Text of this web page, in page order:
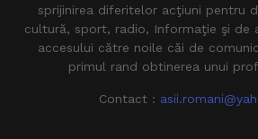
sprijinirea diferitelor acţiuni pentru
cultură, sport, radio, Informaţie şi de
accesului către noile căi de
primul rand obtinerea unui
Contact :